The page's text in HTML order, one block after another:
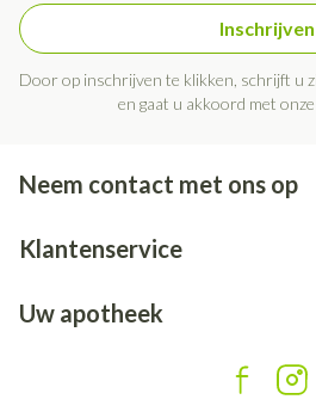
Inschrijven
Door op inschrijven te klikken, schrijft u
en gaat u akkoord met onze
Neem contact met ons op
Klantenservice
Uw apotheek